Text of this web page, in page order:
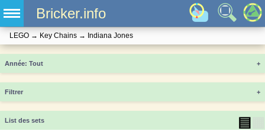
Bricker.info
LEGO → Key Chains → Indiana Jones
Année +
Filtrer +
List des sets ▤